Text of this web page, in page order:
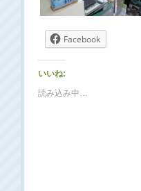
Facebook
いいね:
読み込み中…